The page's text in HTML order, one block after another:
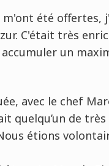
été offertes,
C'était très
un
avec le chef
quelqu’un de
étions